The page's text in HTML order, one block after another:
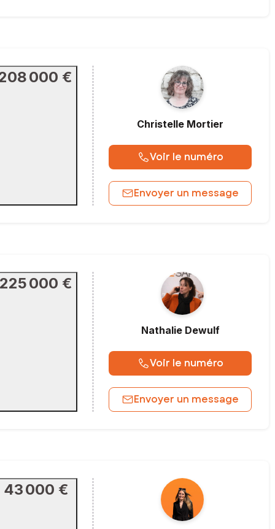
000 €
Christelle Mortier
Voir le numéro
Envoyer un message
225 000 €
Nathalie Dewulf
Voir le numéro
Envoyer un message
43 000 €